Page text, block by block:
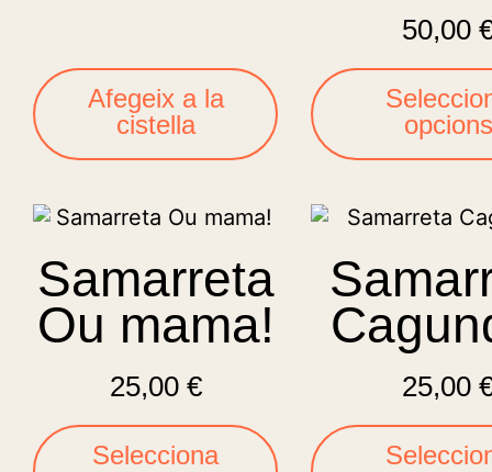
Afegeix a la
cistella
50,00
opcions
Samarreta
Ou mama!
25,00 €
Selecciona
25,00